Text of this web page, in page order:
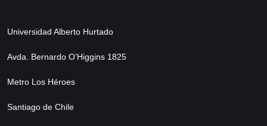
Universidad Alberto Hurtado
Avda. Bernardo O’Higgins 1825
Metro Los Héroes
Santiago de Chile